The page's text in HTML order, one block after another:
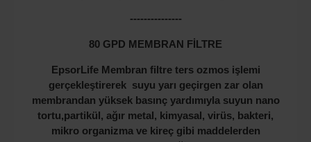
---------------
80 GPD MEMBRAN FİLTRE
EpsorLife Membran filtre ters ozmos işlemi
gerçekleştirerek suyu yarı geçirgen zar olan
membrandan yüksek basınç yardımıyla suyun nano
tortu,partikül, ağır metal, kimyasal, virüs, bakteri,
mikro organizma ve kireç gibi maddelerden